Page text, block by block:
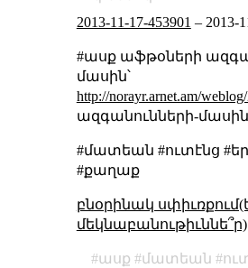
2013-11-17-453901 – 2013-
#ասք աֆթօների
մասին՝
http://norayr.arnet.am/
ազգանունների-
#մատեան #ուտէնց
#քաղաք
բնօրինակ
մեկնաբանութիւննե՞ր)
ասք մատեան